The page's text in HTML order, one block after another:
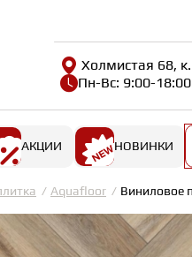
Холмистая 68,
Пн-Вс: 9:00-18:00
АКЦИИ НОВИНКИ
Aquafloor Виниловое